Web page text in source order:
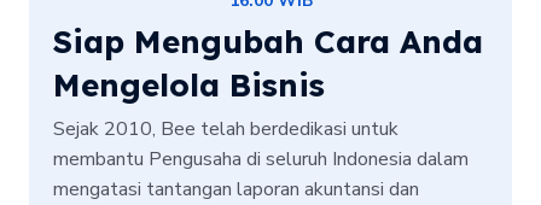
Siap Mengubah Cara Anda
Mengelola Bisnis
Sejak 2010, Bee telah berdedikasi untuk
membantu Pengusaha di seluruh Indonesia dalam
mengatasi tantangan laporan akuntansi dan